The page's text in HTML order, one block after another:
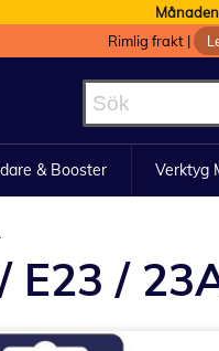
Rimlig frakt |
& Booster Verktyg
E23 /